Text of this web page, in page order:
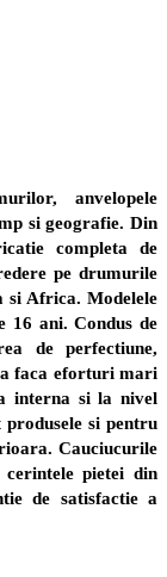
anvelopele
si geografie. Din
completa de
pe drumurile
si Africa. Modelele
16 ani. Condus de
de perfectiune,
faca eforturi mari
interna si la nivel
si pentru
Cauciucurile
pietei din
de satisfactie a